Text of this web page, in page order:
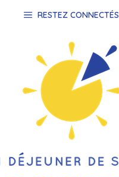
RESTEZ CONNECTÉS